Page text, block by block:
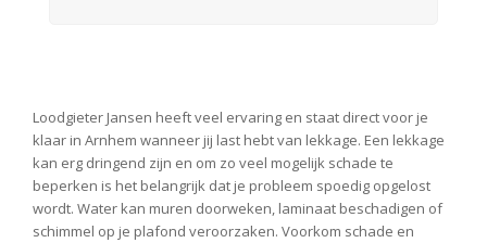
Loodgieter Jansen heeft veel ervaring en staat direct voor je
klaar in Arnhem wanneer jij last hebt van lekkage. Een lekkage
kan erg dringend zijn en om zo veel mogelijk schade te
beperken is het belangrijk dat je probleem spoedig opgelost
wordt. Water kan muren doorweken, laminaat beschadigen of
schimmel op je plafond veroorzaken. Voorkom schade en